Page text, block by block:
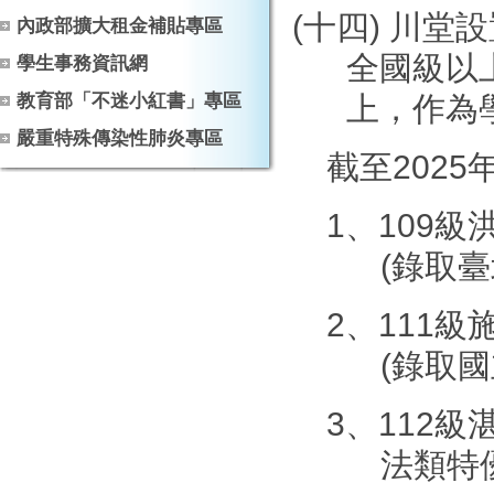
內政部擴大租金補貼專區
學生事務資訊網
教育部「不迷小紅書」專區
嚴重特殊傳染性肺炎專區
(十四) 川堂
全國級以
上，作
截至2025
1、 109級
(錄取
2、111級
(錄取
3、 112級
法類特